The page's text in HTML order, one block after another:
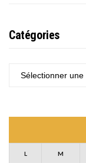
Catégories
CATÉGORIES
L M